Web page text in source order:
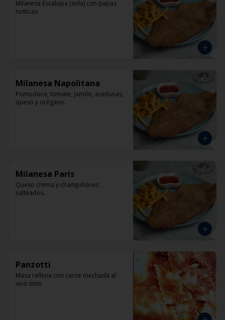
Milanesa Escalopa (sola) con papas
rusticas
Milanesa Napolitana
Pomodoro, tomate, jamón, aceitunas,
queso y orégano.
Milanesa Paris
Queso crema y champiñones
salteados.
Panzotti
Masa rellena con carne mechada al
vino tinto